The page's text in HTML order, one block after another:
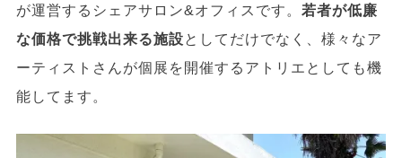
が運営するシェアサロン&オフィスです。 若者が低廉
な価格で挑戦出来る施設 としてだけでなく、様々なア
ーティストさんが個展を開催するアトリエとしても機
能してます。